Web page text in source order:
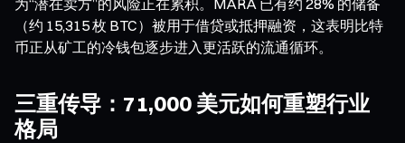
（约 15,315 枚 BTC）被用于借贷或抵押融资，这表明比特
币正从矿工的冷钱包逐步进入更活跃的流通循环。
三重传导：71,000 美元如何重塑行业
格局